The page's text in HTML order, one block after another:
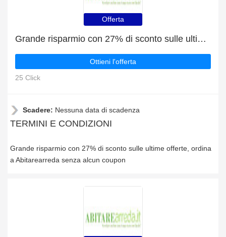
Offerta
Grande risparmio con 27% di sconto sulle ultime offerte
Ottieni l'offerta
25 Click
Scadere: Nessuna data di scadenza
TERMINI E CONDIZIONI
Grande risparmio con 27% di sconto sulle ultime offerte, ordina
a Abitarearreda senza alcun coupon